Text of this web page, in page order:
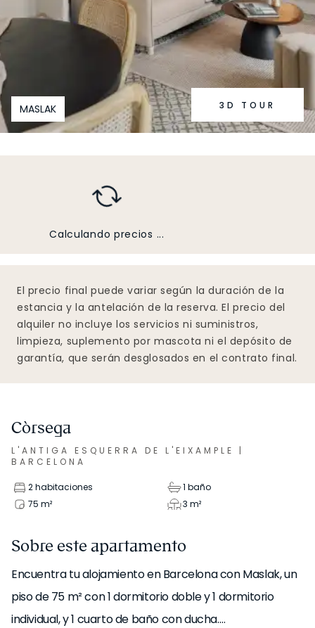
MASLAK 3D TOUR
Còrsega
L'ANTIGA ESQUERRA DE L'EIXAMPLE
|
BARCELONA
2 habitaciones
1 baño
75 m² 3 m²
Sobre este apartamento
Encuentra tu alojamiento en Barcelona con Maslak, un
piso de 75 m² con 1 dormitorio doble y 1 dormitorio
individual, y 1 cuarto de baño con ducha.
Calculando precios ...
El precio final puede variar según la duración de la
estancia y la antelación de la reserva. El precio del
alquiler no incluye los servicios ni suministros,
limpieza, suplemento por mascota ni el depósito de
garantía, que serán desglosados en el contrato final.